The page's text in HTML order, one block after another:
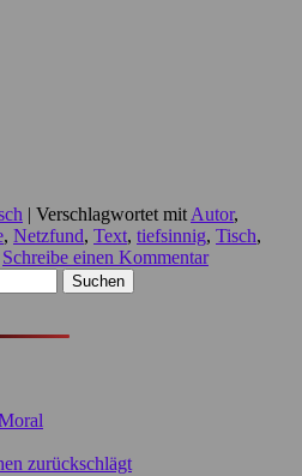
| Verschlagwortet mit Autor,
, Netzfund, Text, tiefsinnig, Tisch,
Schreibe einen Kommentar
zurückschlägt